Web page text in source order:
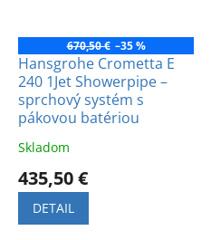
670,50 € –35 %
Hansgrohe Crometta E
240 1Jet Showerpipe –
sprchový systém s
pákovou batériou
Skladom
435,50 €
DETAIL